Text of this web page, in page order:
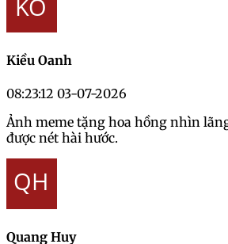
Kiều Oanh
08:23:12 03-07-2026
Ảnh meme tặng hoa hồng nhìn
được nét hài hước.
Quang Huy